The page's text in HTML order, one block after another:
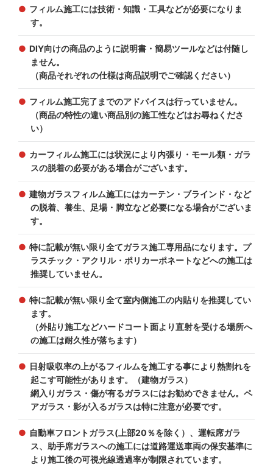
フィルム施工には技術・知識・工具などが必要になりま
す。
DIY向けの商品のように説明書・簡易ツールなどは付随し
ません。
（商品それぞれの仕様は商品説明でご確認ください）
フィルム施工完了までのアドバイスは行っていません。
（商品の特性の違い商品別の施工性などはお尋ねくださ
い）
カーフィルム施工には状況により内張り・モール類・ガラ
スの脱着の必要がある場合がございます。
建物ガラスフィルム施工にはカーテン・ブラインド・など
の脱着、養生、足場・脚立など必要になる場合がございま
す。
特に記載が無い限り全てガラス施工専用品になります。プ
ラスチック・アクリル・ポリカーポネートなどへの施工は
推奨していません。
特に記載が無い限り全て室内側施工の内貼りを推奨してい
ます。
（外貼り施工などハードコート面より直射を受ける場所へ
の施工は耐久性が落ちます）
日射吸収率の上がるフィルムを施工する事により熱割れを
起こす可能性があります。（建物ガラス）
網入りガラス・傷が有るガラスにはお勧めできません。ペ
アガラス・影が入るガラスは特に注意が必要です。
自動車フロントガラス(上部20％を除く）、運転席ガラ
ス、助手席ガラスへの施工には道路運送車両の保安基準に
より施工後の可視光線透過率が制限されています。